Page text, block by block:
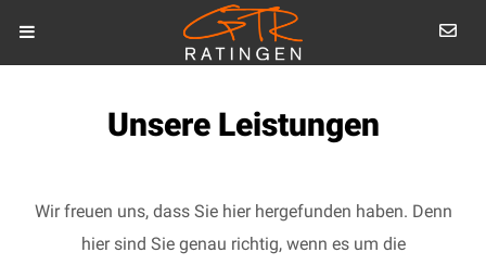
Unsere Leistungen
Wir freuen uns, dass Sie hier hergefunden haben. Denn
hier sind Sie genau richtig, wenn es um die